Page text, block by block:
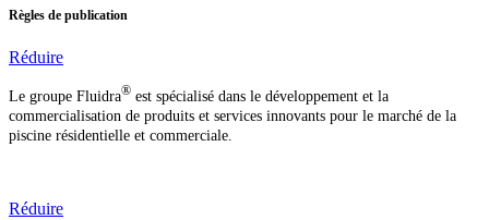
Règles de publication
Réduire
Le groupe Fluidra® est spécialisé dans le développement et la
commercialisation de produits et services innovants pour le marché de la
piscine résidentielle et commerciale.
Réduire